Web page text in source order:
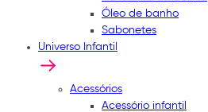
Óleo de banho
Sabonetes
Universo Infantil
Acessórios
Acessório infantil